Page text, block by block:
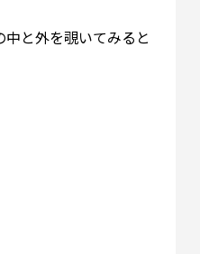
と外を覗いてみると